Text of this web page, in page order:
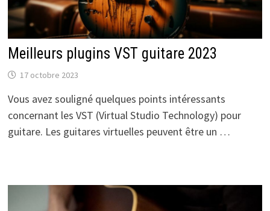
Meilleurs plugins VST guitare 2023
17 octobre 2023
Vous avez souligné quelques points intéressants
concernant les VST (Virtual Studio Technology) pour
guitare. Les guitares virtuelles peuvent être un …